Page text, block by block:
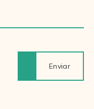
Enviar